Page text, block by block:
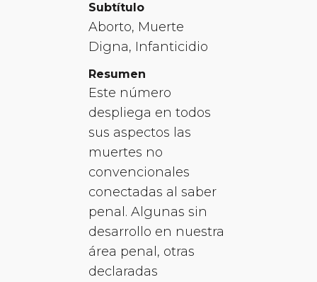
Subtítulo
Aborto, Muerte
Digna, Infanticidio
Resumen
Este número
despliega en todos
sus aspectos las
muertes no
convencionales
conectadas al saber
penal. Algunas sin
desarrollo en nuestra
área penal, otras
declaradas